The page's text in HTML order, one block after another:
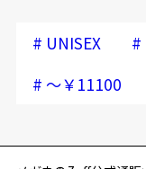
# UNISEX #
# ～￥11100